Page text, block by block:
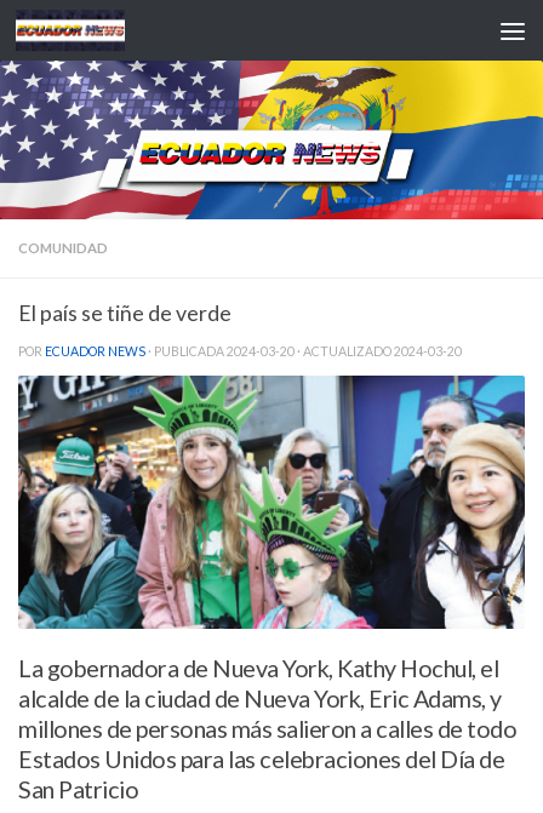
Saltar al contenido
COMUNIDAD
El país se tiñe de verde
POR ECUADOR NEWS · PUBLICADA2024-03-20 · ACTUALIZADO2024-03-20
La gobernadora de Nueva York, Kathy Hochul, el
alcalde de la ciudad de Nueva York, Eric Adams, y
millones de personas más salieron a calles de todo
Estados Unidos para las celebraciones del Día de
San Patricio